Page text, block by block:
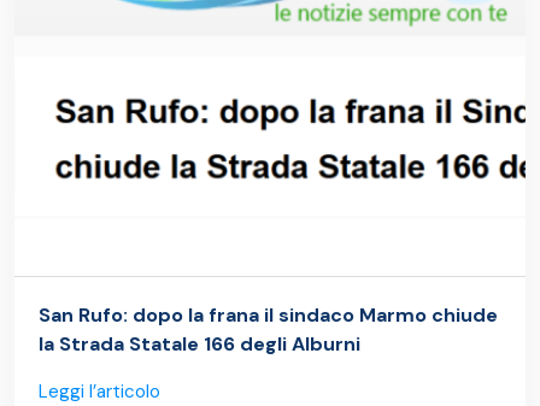
San Rufo: dopo la frana il sindaco Marmo chiude
la Strada Statale 166 degli Alburni
Leggi l’articolo